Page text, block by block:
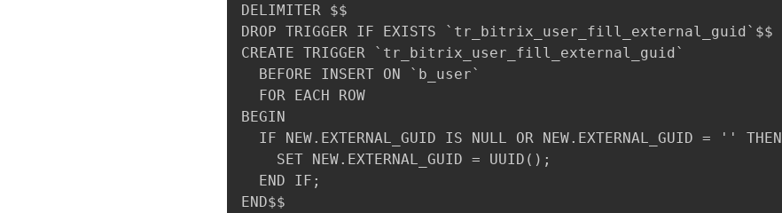
DELIMITER $$
DROP TRIGGER IF EXISTS `tr_bitrix_user_fill_external_guid`$$
CREATE TRIGGER `tr_bitrix_user_fill_external_guid`
  BEFORE INSERT ON `b_user`
  FOR EACH ROW
BEGIN
  IF NEW.EXTERNAL_GUID IS NULL OR NEW.EXTERNAL_GUID = '' THEN
    SET NEW.EXTERNAL_GUID = UUID();
  END IF;
END$$